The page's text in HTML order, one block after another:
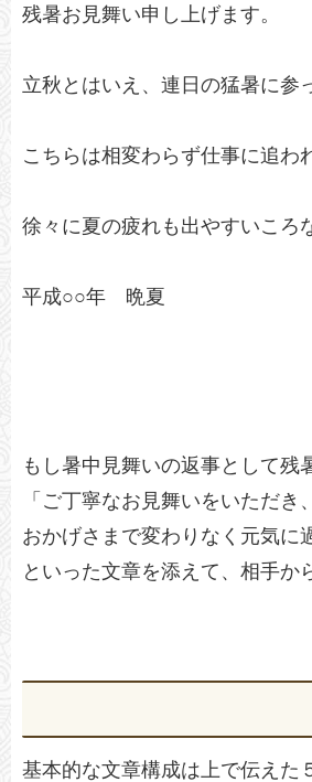
残暑お見舞い申し上げます。
立秋とはいえ、連日の猛暑に参
こちらは相変わらず仕事に追わ
徐々に夏の疲れも出やすいころ
平成○○年 晩夏
もし暑中見舞いの返事として残
「ご丁寧なお見舞いをいただ
おかげさまで変わりなく元気に
といった文章を添えて、相手
基本的な文章構成は上で伝えた